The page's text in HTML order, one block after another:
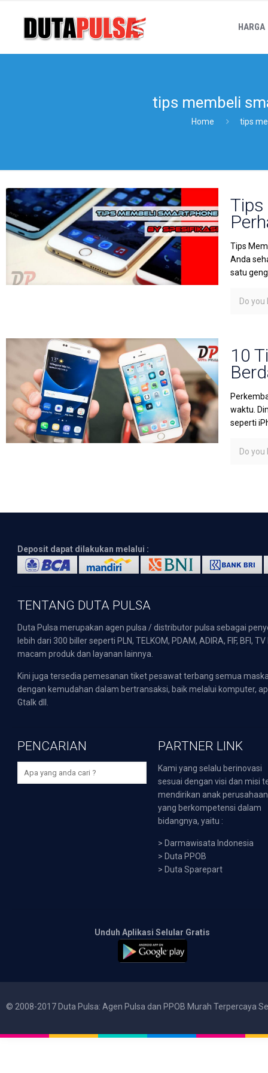
HARGA
tips membeli
Home tips
Tips
Tips
Anda
satu
Do you
10
waktu.
seperti
Do you
Deposit dapat dilakukan melalui :
TENTANG DUTA PULSA
Duta Pulsa merupakan agen pulsa / distributor pulsa sebagai
lebih dari 300 biller seperti PLN, TELKOM, PDAM, ADIRA, FIF,
macam produk dan layanan lainnya.
Kini juga tersedia pemesanan tiket pesawat terbang semua
dengan kemudahan dalam bertransaksi, baik melalui komputer,
Gtalk dll.
PENCARIAN PARTNER LINK
Kami yang selalu berinovasi
sesuai dengan visi dan misi
mendirikan anak perusahaan
yang berkompetensi dalam
bidangnya, yaitu :
> Darmawisata Indonesia
> Duta PPOB
> Duta Sparepart
Unduh Aplikasi Selular Gratis
© 2008-2017 Duta Pulsa: Agen Pulsa dan PPOB Murah Terpercaya